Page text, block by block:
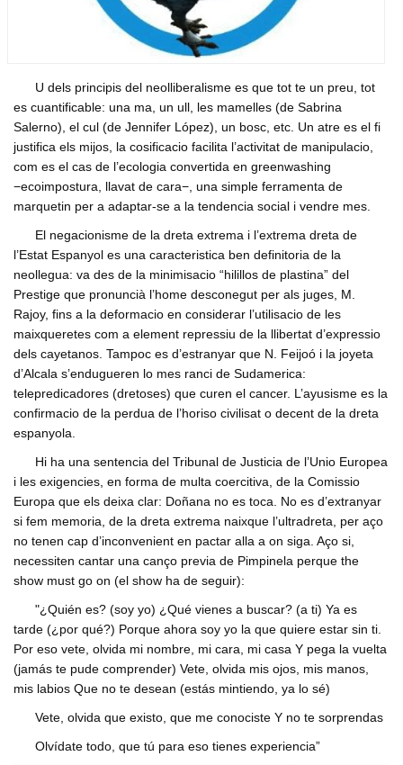
Infraestructures
Societat
Denuncia social
ACNV
Economia
Formacio complementaria
Normes d'El Puig
Contrasenya*
Crear nou conte
Solicitar una nova contrasenya
U dels principis del neolliberalisme es que tot te un preu, tot
es cuantificable: una ma, un ull, les mamelles (de Sabrina
Salerno), el cul (de Jennifer López), un bosc, etc. Un atre es el fi
justifica els mijos, la cosificacio facilita l’activitat de manipulacio,
com es el cas de l’ecologia convertida en greenwashing
−ecoimpostura, llavat de cara−, una simple ferramenta de
marquetin per a adaptar-se a la tendencia social i vendre mes.
El negacionisme de la dreta extrema i l’extrema dreta de
l’Estat Espanyol es una caracteristica ben definitoria de la
neollegua: va des de la minimisacio “hilillos de plastina” del
Prestige que pronuncià l’home desconegut per als juges, M.
Rajoy, fins a la deformacio en considerar l’utilisacio de les
maixqueretes com a element repressiu de la llibertat d’expressio
dels cayetanos. Tampoc es d’estranyar que N. Feijoó i la joyeta
d’Alcala s’endugueren lo mes ranci de Sudamerica:
telepredicadores (dretoses) que curen el cancer. L’ayusisme es la
confirmacio de la perdua de l’horiso civilisat o decent de la dreta
espanyola.
Hi ha una sentencia del Tribunal de Justicia de l’Unio Europea
i les exigencies, en forma de multa coercitiva, de la Comissio
Europa que els deixa clar: Doñana no es toca. No es d’extranyar
si fem memoria, de la dreta extrema naixque l’ultradreta, per aço
no tenen cap d’inconvenient en pactar alla a on siga. Aço si,
necessiten cantar una canço previa de Pimpinela perque the
show must go on (el show ha de seguir):
"¿Quién es? (soy yo) ¿Qué vienes a buscar? (a ti) Ya es
tarde (¿por qué?) Porque ahora soy yo la que quiere estar sin ti.
Por eso vete, olvida mi nombre, mi cara, mi casa Y pega la vuelta
(jamás te pude comprender) Vete, olvida mis ojos, mis manos,
mis labios Que no te desean (estás mintiendo, ya lo sé)
Vete, olvida que existo, que me conociste Y no te sorprendas
Olvídate todo, que tú para eso tienes experiencia”